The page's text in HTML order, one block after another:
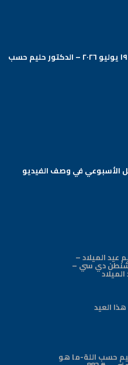
خدمة الكنيسة البث مباشر ليوم الأحد ١٩ يوليو ٢٠٢٦ – الدكتور حليم حسب
الأسبوعي في وصف الفيديو
عيد الميلاد –
دي سي –
العيد
حسب اللة-ما هو